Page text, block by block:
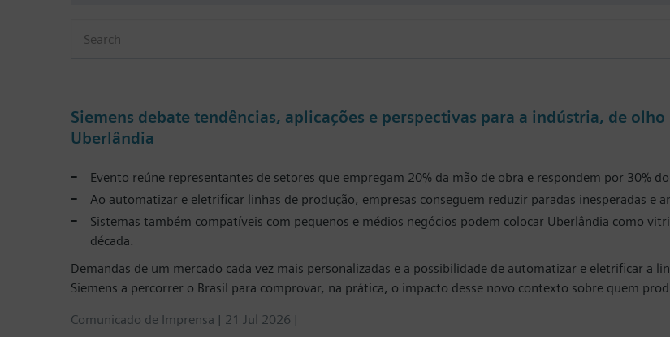
Siemens debate tendências, aplicações e perspectivas para a indústria, de
Uberlândia
Evento reúne representantes de setores que empregam 20% da mão de obra e respondem por 30%
Ao automatizar e eletrificar linhas de produção, empresas conseguem reduzir paradas inesperadas e
Sistemas também compatíveis com pequenos e médios negócios podem colocar Uberlândia como
década.
Demandas de um mercado cada vez mais personalizadas e a possibilidade de automatizar e eletrificar a
Siemens a percorrer o Brasil para comprovar, na prática, o impacto desse novo contexto sobre quem
Comunicado de Imprensa | 21 Jul 2026 |